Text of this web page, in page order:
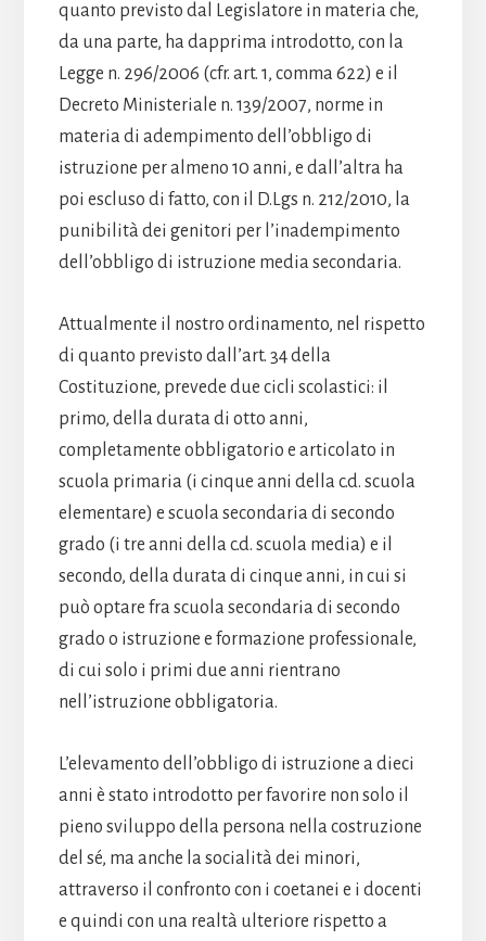
quanto previsto dal Legislatore in materia che,
da una parte, ha dapprima introdotto, con la
Legge n. 296/2006 (cfr. art. 1, comma 622) e il
Decreto Ministeriale n. 139/2007, norme in
materia di adempimento dell’obbligo di
istruzione per almeno 10 anni, e dall’altra ha
poi escluso di fatto, con il D.Lgs n. 212/2010, la
punibilità dei genitori per l’inadempimento
dell’obbligo di istruzione media secondaria.
Attualmente il nostro ordinamento, nel rispetto
di quanto previsto dall’art. 34 della
Costituzione, prevede due cicli scolastici: il
primo, della durata di otto anni,
completamente obbligatorio e articolato in
scuola primaria (i cinque anni della c.d. scuola
elementare) e scuola secondaria di secondo
grado (i tre anni della c.d. scuola media) e il
secondo, della durata di cinque anni, in cui si
può optare fra scuola secondaria di secondo
grado o istruzione e formazione professionale,
di cui solo i primi due anni rientrano
nell’istruzione obbligatoria.
L’elevamento dell’obbligo di istruzione a dieci
anni è stato introdotto per favorire non solo il
pieno sviluppo della persona nella costruzione
del sé, ma anche la socialità dei minori,
attraverso il confronto con i coetanei e i docenti
e quindi con una realtà ulteriore rispetto a